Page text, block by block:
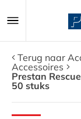
Terug naar
Accessoires
Prestan
50 stuks